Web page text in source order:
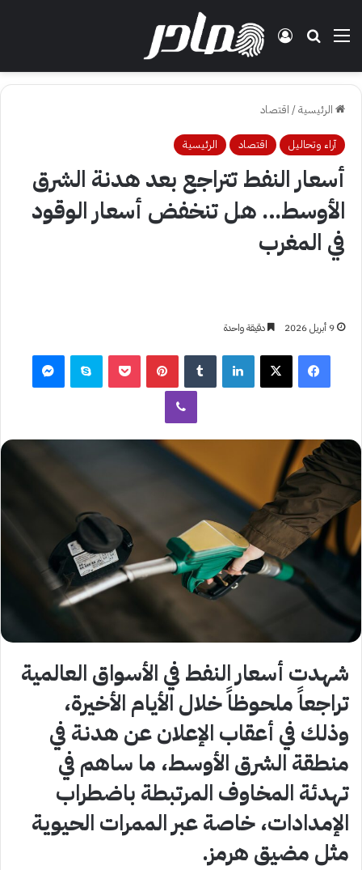
القائمة بحث عنتسجيل الدخول
الرئيسية/ اقتصاد
آراء وتحاليل اقتصاد الرئيسية
أسعار النفط تتراجع بعد هدنة الشرق
الأوسط… هل تنخفض أسعار الوقود
في المغرب
9 أبريل 2026 دقيقة واحدة
فيسبوك‫X لينكدإن ‏Tumblr بينتيريست‫Pocket سكايب ماسنجر
ڤايبر
شهدت أسعار النفط في الأسواق العالمية
تراجعاً ملحوظاً خلال الأيام الأخيرة،
وذلك في أعقاب الإعلان عن هدنة في
منطقة الشرق الأوسط، ما ساهم في
تهدئة المخاوف المرتبطة باضطراب
الإمدادات، خاصة عبر الممرات الحيوية
مثل مضيق هرمز.